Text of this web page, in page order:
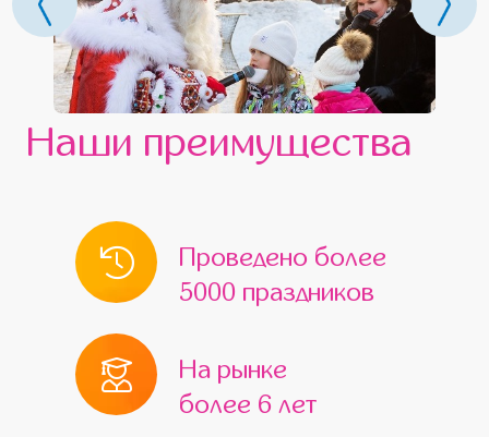
Наши преимущества
Проведено более
5000 праздников
На рынке
более 6 лет